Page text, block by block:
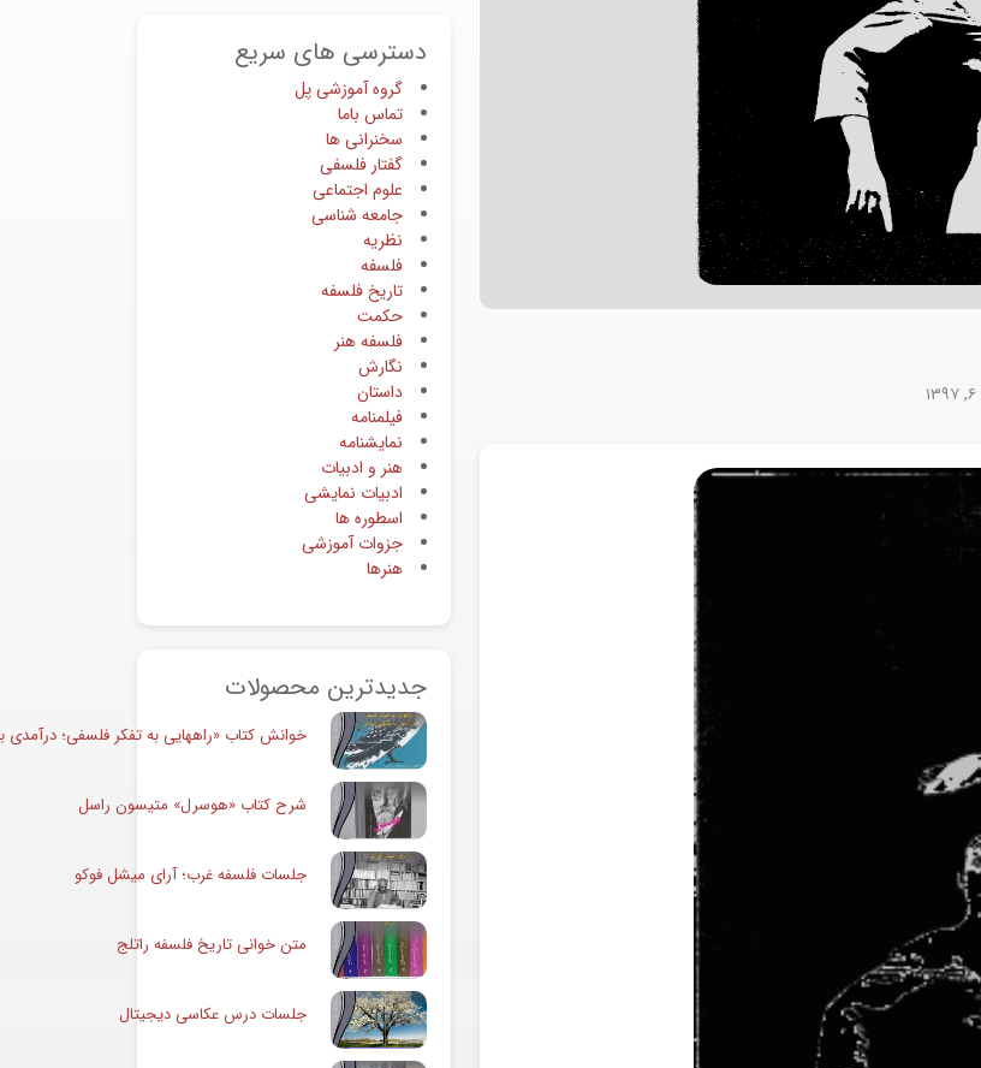
دسترسی های سریع
گروه آموزشی پل
تماس باما
سخنرانی ها
گفتار فلسفی
علوم اجتماعی
جامعه شناسی
نظریه
فلسفه
تاریخ فلسفه
حکمت
فلسفه هنر
نگارش
داستان
فیلمنامه
نمایشنامه
هنر و ادبیات
ادبیات نمایشی
اسطوره ها
جزوات آموزشی
هنرها
جدیدترین محصولات
خوانش کتاب «راههایی به تفکر فلسفی؛ درآمدی
شرح کتاب «هوسرل» متیسون راسل
جلسات فلسفه غرب؛ آرای میشل فوکو
متن خوانی تاریخ فلسفه راتلج
جلسات درس عکاسی دیجیتال